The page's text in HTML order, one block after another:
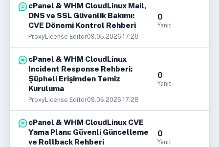
cPanel & WHM CloudLinux Mail,
DNS ve SSL Güvenlik Bakımı:
CVE Dönemi Kontrol Rehberi
ProxyLicense Editör09.05.2026 17:28
0
Yanıt
cPanel & WHM CloudLinux
Incident Response Rehberi:
Şüpheli Erişimden Temiz
Kuruluma
ProxyLicense Editör09.05.2026 17:28
0
Yanıt
cPanel & WHM CloudLinux CVE
Yama Planı: Güvenli Güncelleme
ve Rollback Rehberi
0
Yanıt